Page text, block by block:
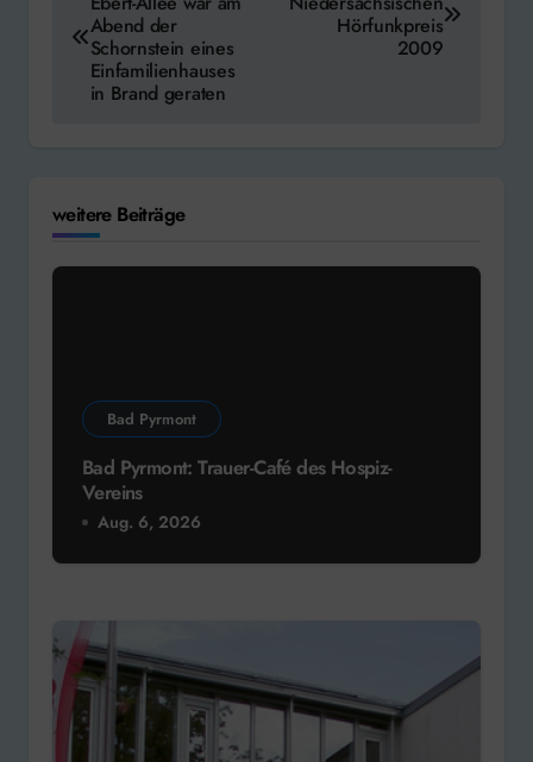
Abend der
Schornstein eines
Einfamilienhauses
in Brand geraten
Hörfunkpreis
2009
weitere Beiträge
Bad Pyrmont
Bad Pyrmont: Trauer-Café des Hospiz-
Vereins
Aug. 6, 2026